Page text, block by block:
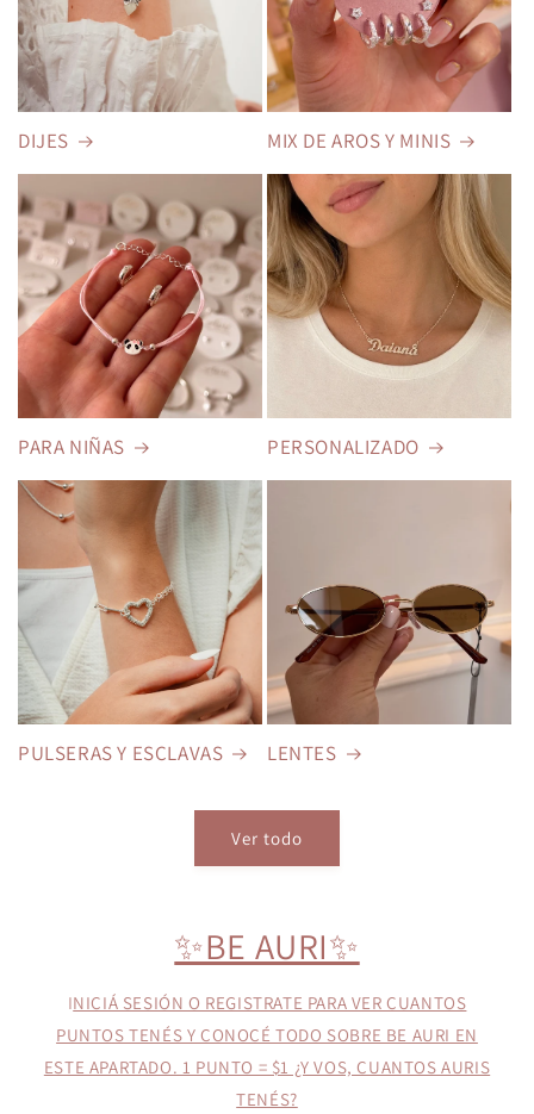
DIJES MIX DE AROS Y MINIS
PARA NIÑAS PERSONALIZADO
PULSERAS Y ESCLAVAS LENTES
Ver todo
✨️BE AURI✨️
INICIÁ SESIÓN O REGISTRATE PARA VER CUANTOS
PUNTOS TENÉS Y CONOCÉ TODO SOBRE BE AURI EN
ESTE APARTADO. 1 PUNTO = $1 ¿Y VOS, CUANTOS AURIS
TENÉS?